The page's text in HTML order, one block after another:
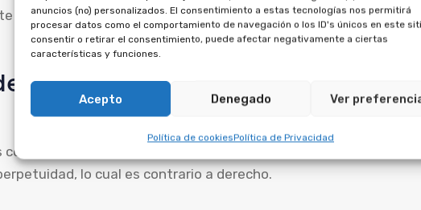
anuncios (no) personalizados. El consentimiento a estas tecnologías nos permitirá
procesar datos como el comportamiento de navegación o los ID's únicos en este
consentir o retirar el consentimiento, puede afectar negativamente a ciertas
características y funciones.
Acepto Denegado Ver
Política de cookiesPolítica de Privacidad
reclamar los importes entregados, por la financiación y la
multipropiedad pueden ser
de multipropiedad que se firmaron tras el 5 de enero
lo cual es contrario a derecho.